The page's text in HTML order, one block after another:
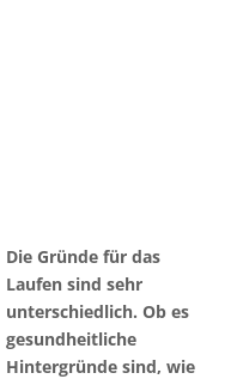
Die Gründe für das
Laufen sind sehr
unterschiedlich. Ob es
gesundheitliche
Hintergründe sind, wie